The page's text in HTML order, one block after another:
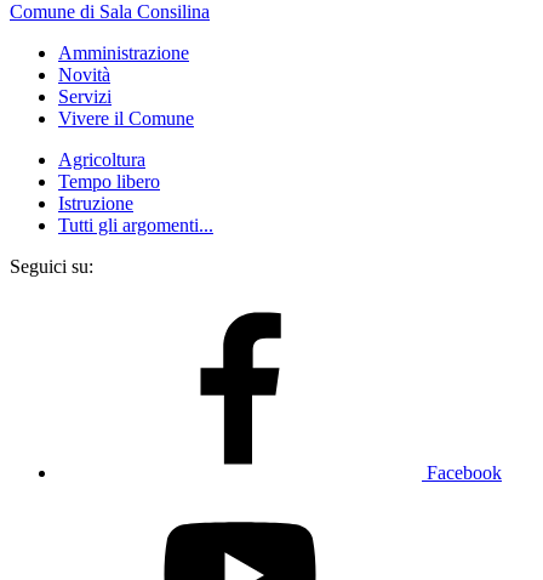
Comune di Sala Consilina
Amministrazione
Novità
Servizi
Vivere il Comune
Agricoltura
Tempo libero
Istruzione
Tutti gli argomenti...
Seguici su:
Facebook